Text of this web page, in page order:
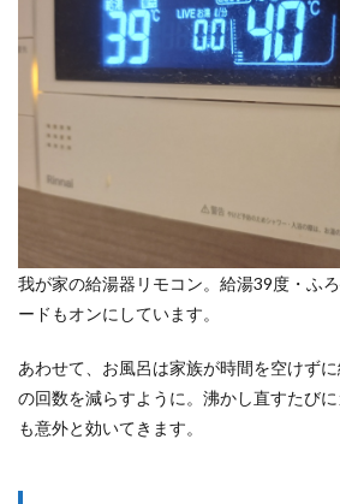
我が家の給湯器リモコン。給湯39度・ふ
ードもオンにしています。
あわせて、お風呂は家族が時間を空けず
の回数を減らすように。沸かし直すたび
も意外と効いてきます。